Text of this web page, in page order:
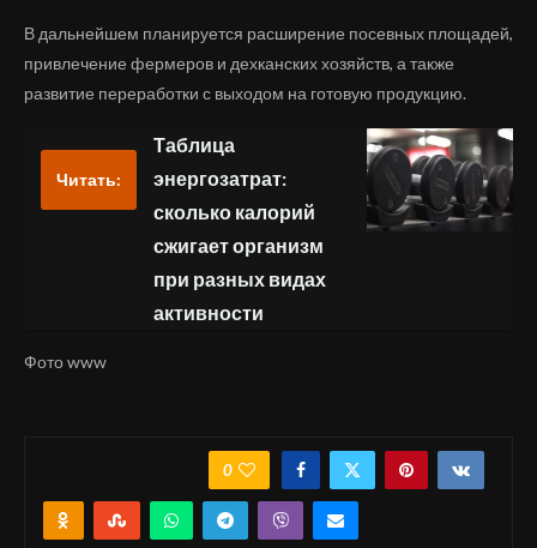
В дальнейшем планируется расширение посевных площадей,
привлечение фермеров и дехканских хозяйств, а также
развитие переработки с выходом на готовую продукцию.
Читать:
Таблица
энергозатрат:
сколько калорий
сжигает организм
при разных видах
активности
Фото www
0